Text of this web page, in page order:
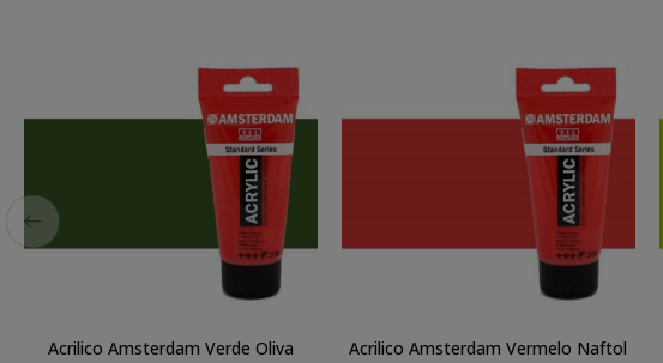
Acrilico Amsterdam Verde Oliva
Acrilico Amsterdam Vermelo Naftol